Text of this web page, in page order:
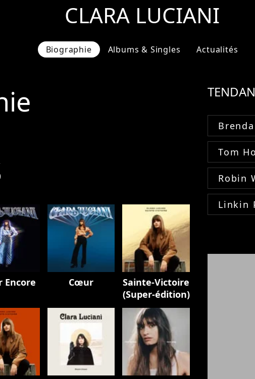
CLARA LUCIANI
Biographie Albums & Singles Actualités
Encore Cœur
Sainte-Victoire
(Super-édition)
Tom
Robin
Linkin